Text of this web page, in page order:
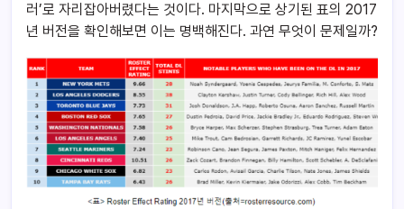
러’로 자리잡아버렸다는 것이다. 마지막으로 상기된 표의 2017
년 버전을 확인해보면 이는 명백해진다. 과연 무엇이 문제일까?